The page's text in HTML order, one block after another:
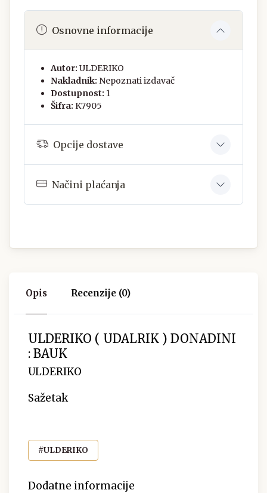
Osnovne informacije
Autor: ULDERIKO
Nakladnik: Nepoznati izdavač
Dostupnost: 1
Šifra: K7905
Opcije dostave
Načini plaćanja
Opis Recenzije (0)
ULDERIKO ( UDALRIK ) DONADINI
: BAUK
ULDERIKO
Sažetak
#ULDERIKO
Dodatne informacije